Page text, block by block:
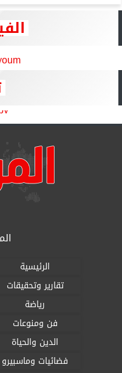
الرئيسية
تقارير وتحقيقات
رياضة
فن ومنوعات
الدين والحياة
فضائيات وماسبيرو